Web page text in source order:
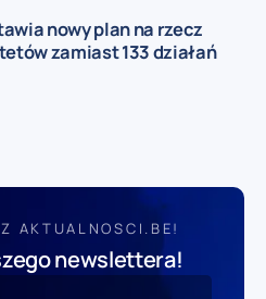
nowy plan na rzecz
zamiast 133 działań
AKTUALNOSCI.BE!
newslettera!